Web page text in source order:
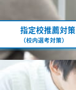
指定校推薦対策
（校内選考対策）